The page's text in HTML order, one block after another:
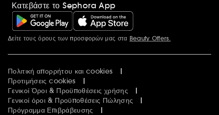
Κατεβάστε το Sephora App
Περισσότερες πληροφορίες
Δείτε τους όρους των προσφορών μας στα Beauty Offers.
Πολιτική απορρήτου και cookies
Προτιμήσεις cookies
Γενικοί Όροι & Προϋποθέσεις χρήσης
Γενικοί όροι & Προϋποθέσεις Πώλησης
Πρόγραμμα Επιβράβευσης